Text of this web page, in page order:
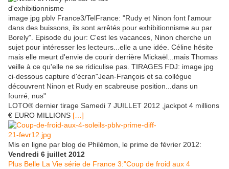
image jpg pblv France3/TelFrance: "Rudy et Ninon font l'amour
dans des buissons, ils sont arrêtés pour exhibitionnisme au par
Borely". Episode du jour: C'est les vacances, Ninon cherche un
sujet pour intéresser les lecteurs...elle a une idée. Céline hésite
mais elle meurt d'envie de courir derrière Mickaël...mais Thomas
veille à ce qu'elle ne se ridiculise pas. TIRAGES FDJ: image jpg
ci-dessous capture d'écran"Jean-François et sa collègue
découvrent Ninon et Rudy en scabreuse position...dans un
fourré, nus"
LOTO® dernier tirage Samedi 7 JUILLET 2012 ,jackpot 4 millions
€ EURO MILLIONS […]
Mis en ligne par blog de Philémon, le prime de février 2012:
Vendredi 6 juillet 2012
Plus Belle La Vie série de France 3:"Coup de froid aux 4